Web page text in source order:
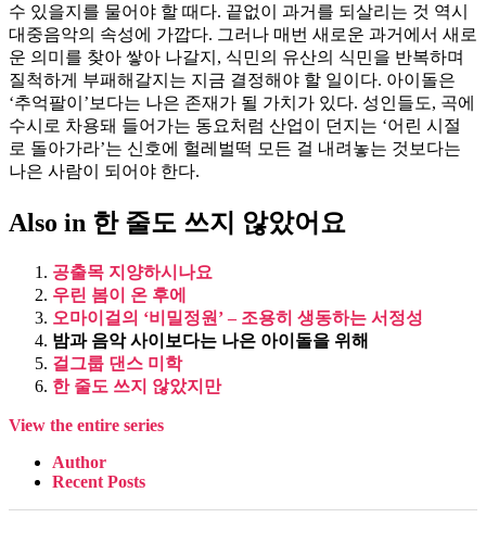
수 있을지를 물어야 할 때다. 끝없이 과거를 되살리는 것 역시
대중음악의 속성에 가깝다. 그러나 매번 새로운 과거에서 새로
운 의미를 찾아 쌓아 나갈지, 식민의 유산의 식민을 반복하며
질척하게 부패해갈지는 지금 결정해야 할 일이다. 아이돌은
‘추억팔이’보다는 나은 존재가 될 가치가 있다. 성인들도, 곡에
수시로 차용돼 들어가는 동요처럼 산업이 던지는 ‘어린 시절
로 돌아가라’는 신호에 헐레벌떡 모든 걸 내려놓는 것보다는
나은 사람이 되어야 한다.
Also in 한 줄도 쓰지 않았어요
공출목 지양하시나요
우린 봄이 온 후에
오마이걸의 ‘비밀정원’ – 조용히 생동하는 서정성
밤과 음악 사이보다는 나은 아이돌을 위해
걸그룹 댄스 미학
한 줄도 쓰지 않았지만
View the entire series
Author
Recent Posts